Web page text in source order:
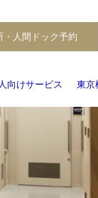
向けサービス 東京
・人間ドック予約